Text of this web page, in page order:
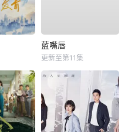
蓝嘴唇
更新至第11集